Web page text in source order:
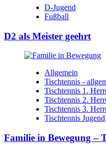
D-Jugend
Fußball
D2 als Meister geehrt
Allgemein
Tischtennis -
Tischtennis 1.
Tischtennis 2.
Tischtennis 3.
Tischtennis Jugend
Familie in Bewegung –